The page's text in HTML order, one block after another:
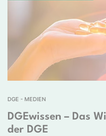
DGE - MEDIEN
DGEwissen – Das
der DGE